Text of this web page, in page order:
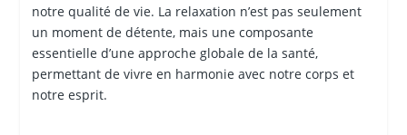
notre qualité de vie. La relaxation n’est pas seulement
un moment de détente, mais une composante
essentielle d’une approche globale de la santé,
permettant de vivre en harmonie avec notre corps et
notre esprit.